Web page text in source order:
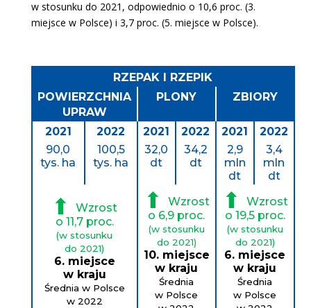
w stosunku do 2021, odpowiednio o 10,6 proc. (3.
miejsce w Polsce) i 3,7 proc. (5. miejsce w Polsce).
RZEPAK I RZEPIK
POWIERZCHNIA
UPRAW
PLONY ZBIORY
2021 2022 2021 2022 2021
2022
90,0
tys. ha
100,5
tys. ha
32,0
dt
34,2
dt
2,9
mln
dt
3,4
mln
dt
⬆Wzrost
o 11,7 proc.
(w stosunku
do 2021)
6. miejsce
w kraju
Średnia w Polsce
w 2022
⬆
Wzrost
o 6,9 proc.
(w stosunku
do 2021)
10. miejsce
w kraju
Średnia
w Polsce
⬆
Wzrost
o 19,5 proc.
(w stosunku
do 2021)
6. miejsce
w kraju
Średnia
w Polsce